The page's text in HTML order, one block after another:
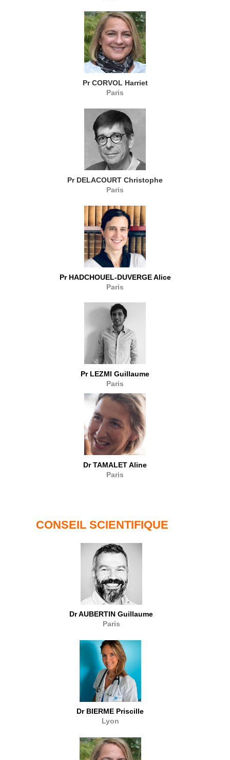
Pr CORVOL Harriet
Paris
Pr DELACOURT Christophe
Paris
Pr HADCHOUEL-DUVERGE Alice
Paris
Pr LEZMI Guillaume
Paris
Dr TAMALET Aline
Paris
CONSEIL SCIENTIFIQUE
Dr AUBERTIN Guillaume
Paris
Dr BIERME Priscille
Lyon